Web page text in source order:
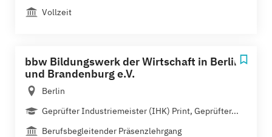
Vollzeit
bbw Bildungswerk der Wirtschaft in Berlin
und Brandenburg e.V.
Berlin
Geprüfter Industriemeister (IHK) Print, Geprüfter...
Berufsbegleitender Präsenzlehrgang